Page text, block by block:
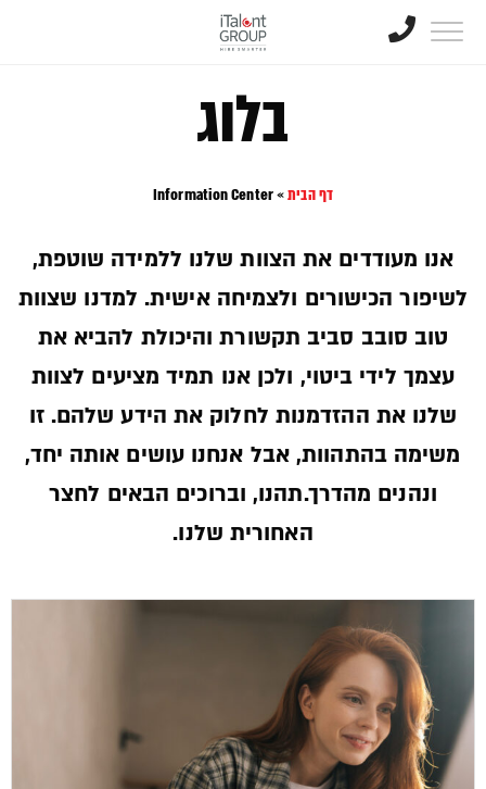
בלוג
דף הבית»
Information Center
אנו מעודדים את הצוות שלנו ללמידה שוטפת,
לשיפור הכישורים ולצמיחה אישית. למדנו שצוות
טוב סובב סביב תקשורת והיכולת להביא את
עצמך לידי ביטוי, ולכן אנו תמיד מציעים לצוות
שלנו את ההזדמנות לחלוק את הידע שלהם. זו
משימה בהתהוות, אבל אנחנו עושים אותה יחד,
ונהנים מהדרך.תהנו, וברוכים הבאים לחצר
האחורית שלנו.­